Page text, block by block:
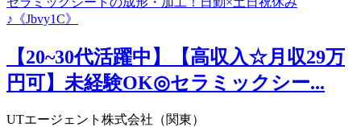
【20~30代活躍中】【高収入☆月収29万
円可】未経験OK◎セラミックシー...
UTエージェント株式会社（関東）